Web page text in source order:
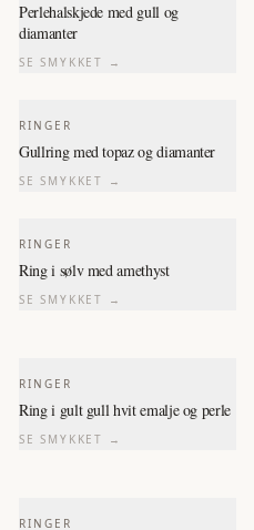
Perlehalskjede med gull og
diamanter
SE SMYKKET →
RINGER
Gullring med topaz og diamanter
SE SMYKKET →
RINGER
Ring i sølv med amethyst
SE SMYKKET →
RINGER
Ring i gult gull hvit emalje og perle
SE SMYKKET →
RINGER